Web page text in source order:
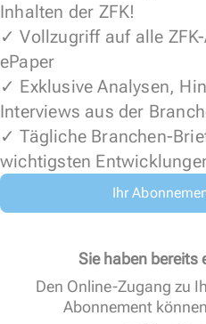
Inhalten der ZFK!
✓ Vollzugriff auf alle
ePaper
✓ Exklusive Analysen,
Interviews aus der
✓ Tägliche Branchen-
wichtigsten
Ihr
Sie haben bereits
Den Online-Zugang zu
Abonnement